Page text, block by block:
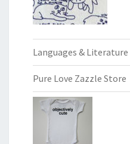
Languages & Literature
Pure Love Zazzle Store